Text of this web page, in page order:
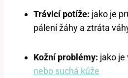
Trávicí potíže: jako je
pálení žáhy a ztráta
Kožní problémy: jako je
nebo suchá kůže